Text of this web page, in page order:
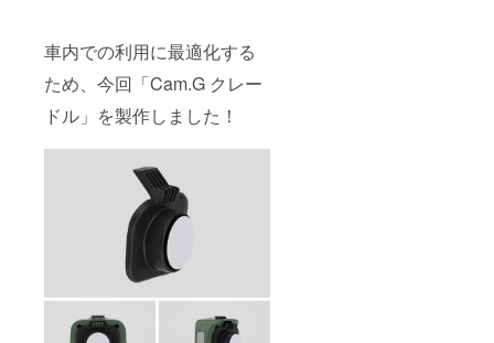
車内での利用に最適化する
ため、今回「Cam.G クレー
ドル」を製作しました！